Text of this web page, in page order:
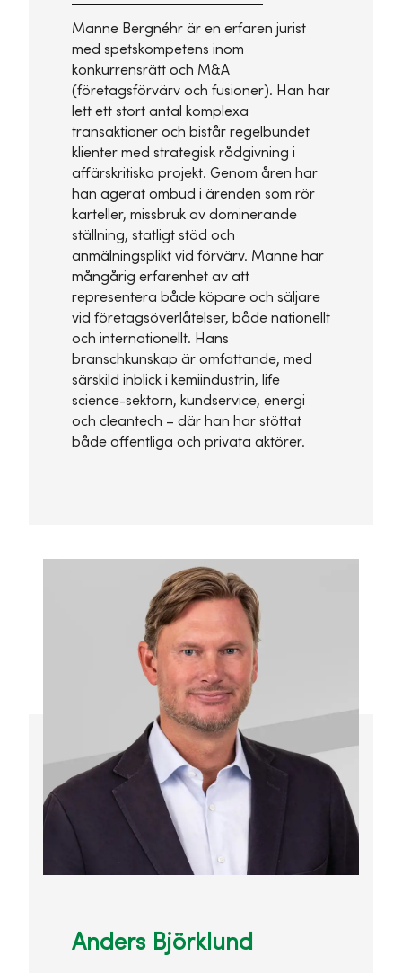
Manne Bergnéhr är en erfaren jurist
med spetskompetens inom
konkurrensrätt och M&A
(företagsförvärv och fusioner). Han har
lett ett stort antal komplexa
transaktioner och bistår regelbundet
klienter med strategisk rådgivning i
affärskritiska projekt. Genom åren har
han agerat ombud i ärenden som rör
karteller, missbruk av dominerande
ställning, statligt stöd och
anmälningsplikt vid förvärv. Manne har
mångårig erfarenhet av att
representera både köpare och säljare
vid företagsöverlåtelser, både nationellt
och internationellt. Hans
branschkunskap är omfattande, med
särskild inblick i kemiindustrin, life
science-sektorn, kundservice, energi
och cleantech – där han har stöttat
både offentliga och privata aktörer.
Anders Björklund